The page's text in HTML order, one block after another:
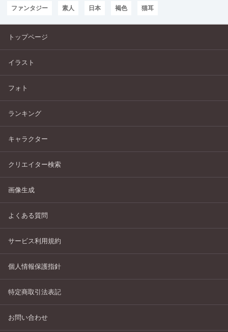
ファンタジー 素人 日本 褐色 猫耳
トップページ
イラスト
フォト
ランキング
キャラクター
クリエイター検索
画像生成
よくある質問
サービス利用規約
個人情報保護指針
特定商取引法表記
お問い合わせ